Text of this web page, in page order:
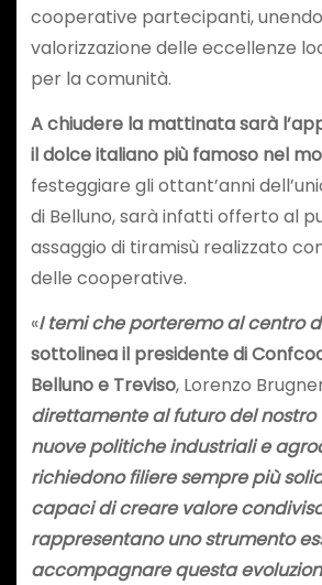
cooperative partecipanti,
valorizzazione delle eccellenze
per la comunità.
A chiudere la mattinata sarà
il dolce italiano più famoso nel
festeggiare gli ottant’anni
di Belluno, sarà infatti offerto al
assaggio di tiramisù realizzato
delle cooperative.
«I temi che porteremo al centro
sottolinea il presidente di
Belluno e Treviso, Lorenzo
direttamente al futuro del nostro
nuove politiche industriali e
richiedono filiere sempre più
capaci di creare valore
rappresentano uno strumento
accompagnare questa